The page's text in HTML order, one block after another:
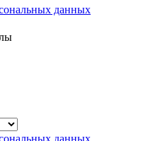
данных
данных